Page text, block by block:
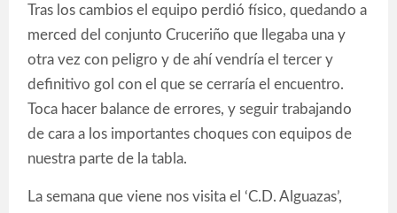
Tras los cambios el equipo perdió físico, quedando a
merced del conjunto Cruceriño que llegaba una y
otra vez con peligro y de ahí vendría el tercer y
definitivo gol con el que se cerraría el encuentro.
Toca hacer balance de errores, y seguir trabajando
de cara a los importantes choques con equipos de
nuestra parte de la tabla.
La semana que viene nos visita el ‘C.D. Alguazas’,